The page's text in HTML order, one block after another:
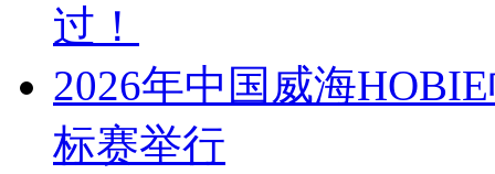
过！
2026年中国威海
标赛举行